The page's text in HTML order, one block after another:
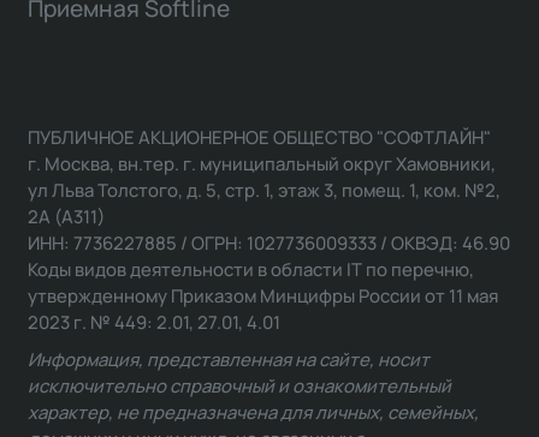
Приемная Softline
ПУБЛИЧНОЕ АКЦИОНЕРНОЕ ОБЩЕСТВО "СОФТЛАЙН"
г. Москва, вн.тер. г. муниципальный округ Хамовники,
ул Льва Толстого, д. 5, стр. 1, этаж 3, помещ. 1, ком. №2,
2А (А311)
ИНН: 7736227885 / ОГРН: 1027736009333 / ОКВЭД: 46.90
Коды видов деятельности в области IT по перечню,
утвержденному Приказом Минцифры России от 11 мая
2023 г. № 449: 2.01, 27.01, 4.01
Информация, представленная на сайте, носит
исключительно справочный и ознакомительный
характер, не предназначена для личных, семейных,